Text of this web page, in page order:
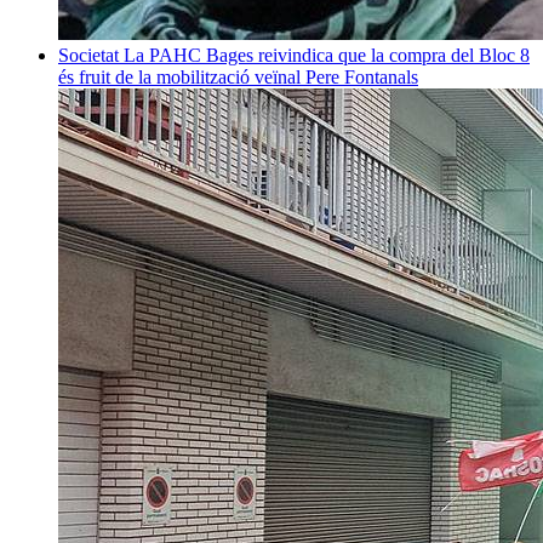
Societat La PAHC Bages reivindica que la compra del Bloc 8
és fruit de la mobilització veïnal Pere Fontanals